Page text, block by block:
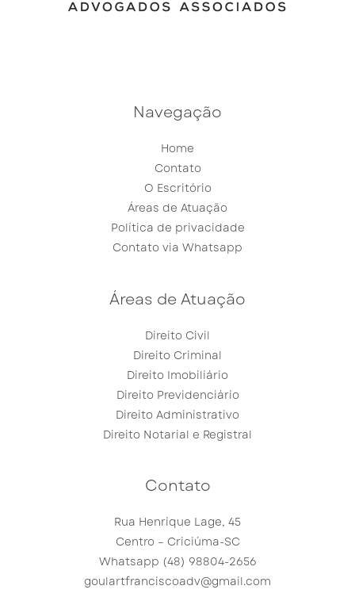
Navegação
Home
Contato
O Escritório
Áreas de Atuação
Política de privacidade
Contato via Whatsapp
Áreas de Atuação
Direito Civil
Direito Criminal
Direito Imobiliário
Direito Previdenciário
Direito Administrativo
Direito Notarial e Registral
Contato
Rua Henrique Lage, 45
Centro – Criciúma-SC
Whatsapp (48) 98804-2656
goulartfranciscoadv@gmail.com